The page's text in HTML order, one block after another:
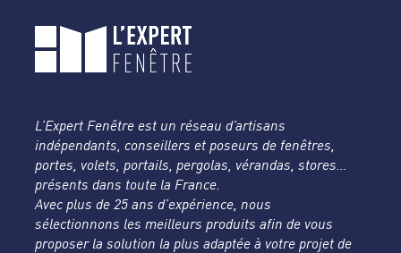
L’Expert Fenêtre est un réseau d’artisans
indépendants, conseillers et poseurs de fenêtres,
portes, volets, portails, pergolas, vérandas, stores…
présents dans toute la France.
Avec plus de 25 ans d’expérience, nous
sélectionnons les meilleurs produits afin de vous
proposer la solution la plus adaptée à votre projet de